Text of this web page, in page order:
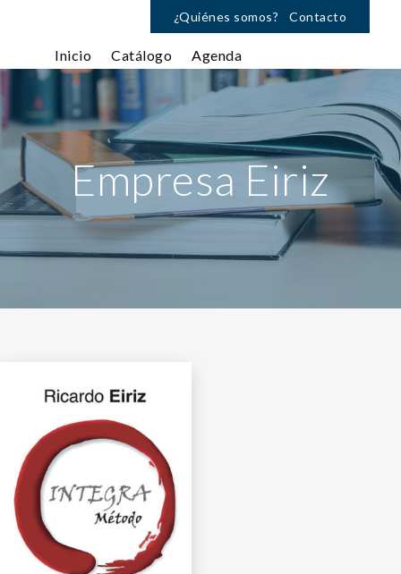
¿Quiénes somos? Contacto
Inicio Catálogo Agenda
Empresa Eiriz